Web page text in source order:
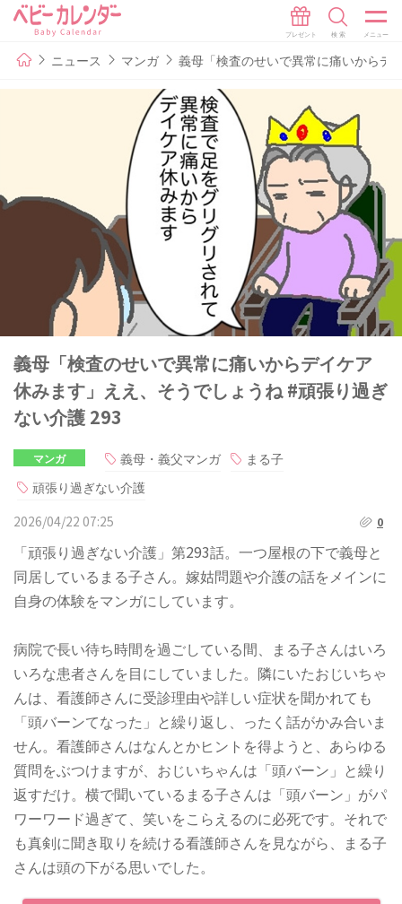
ニュース マンガ 義母「検査のせいで異常に痛いからデ
義母「検査のせいで異常に痛いからデイケア
休みます」ええ、そうでしょうね #頑張り過ぎ
ない介護 293
マンガ 義母・義父マンガ
まる子
頑張り過ぎない介護
2026/04/22 07:25
0
「頑張り過ぎない介護」第293話。一つ屋根の下で義母と
同居しているまる子さん。嫁姑問題や介護の話をメインに
自身の体験をマンガにしています。
病院で長い待ち時間を過ごしている間、まる子さんはいろ
いろな患者さんを目にしていました。隣にいたおじいちゃ
んは、看護師さんに受診理由や詳しい症状を聞かれても
「頭バーンてなった」と繰り返し、ったく話がかみ合いま
せん。看護師さんはなんとかヒントを得ようと、あらゆる
質問をぶつけますが、おじいちゃんは「頭バーン」と繰り
返すだけ。横で聞いているまる子さんは「頭バーン」がパ
ワーワード過ぎて、笑いをこらえるのに必死です。それで
も真剣に聞き取りを続ける看護師さんを見ながら、まる子
さんは頭の下がる思いでした。